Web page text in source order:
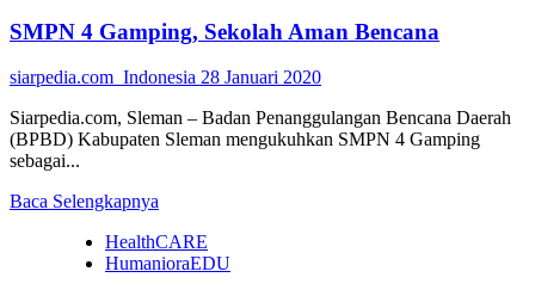
SMPN 4 Gamping, Sekolah Aman Bencana
siarpedia.com_Indonesia 28 Januari 2020
Siarpedia.com, Sleman – Badan Penanggulangan Bencana Daerah
(BPBD) Kabupaten Sleman mengukuhkan SMPN 4 Gamping
sebagai...
Baca Selengkapnya
about
SMPN
HealthCARE
HumanioraEDU